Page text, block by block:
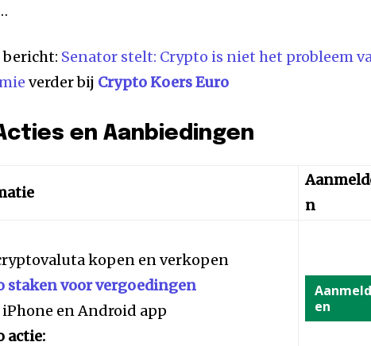
bericht: Senator stelt: Crypto is niet het probleem
verder bij Crypto Koers Euro
en Aanbiedingen
n
kopen en verkopen
staken voor vergoedingen
en Android app
actie:
en